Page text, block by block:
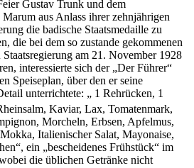
Gustav Trunk und dem
aus Anlass ihrer zehnjährigen
die badische Staatsmedaille zu
die bei dem so zustande gekommenen
Staatsregierung am 21. November 1928
interessierte sich der „Der Führer“
Speiseplan, über den er seine
unterrichtete: „ 1 Rehrücken, 1
Kaviar, Lax, Tomatenmark,
Morcheln, Erbsen, Apfelmus,
Italienischer Salat, Mayonaise,
ein „bescheidenes Frühstück“ im
die üblichen Getränke nicht